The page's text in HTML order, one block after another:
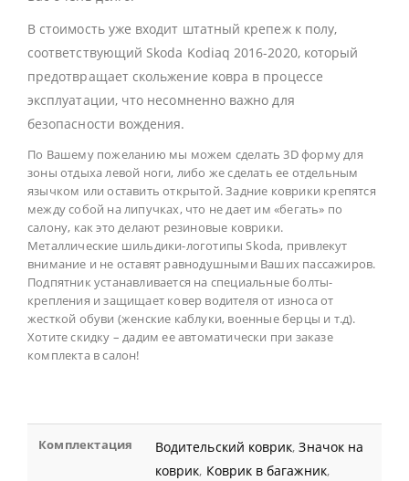
В стоимость уже входит штатный крепеж к полу,
соответствующий Skoda Kodiaq 2016-2020, который
предотвращает скольжение ковра в процессе
эксплуатации, что несомненно важно для
безопасности вождения.
По Вашему пожеланию мы можем сделать 3D форму для
зоны отдыха левой ноги, либо же сделать ее отдельным
язычком или оставить открытой. Задние коврики крепятся
между собой на липучках, что не дает им «бегать» по
салону, как это делают резиновые коврики.
Металлические шильдики-логотипы Skoda, привлекут
внимание и не оставят равнодушными Ваших пассажиров.
Подпятник устанавливается на специальные болты-
крепления и защищает ковер водителя от износа от
жесткой обуви (женские каблуки, военные берцы и т.д).
Хотите скидку – дадим ее автоматически при заказе
комплекта в салон!
Комплектация Водительский коврик,Значок на
коврик, Коврик в багажник,